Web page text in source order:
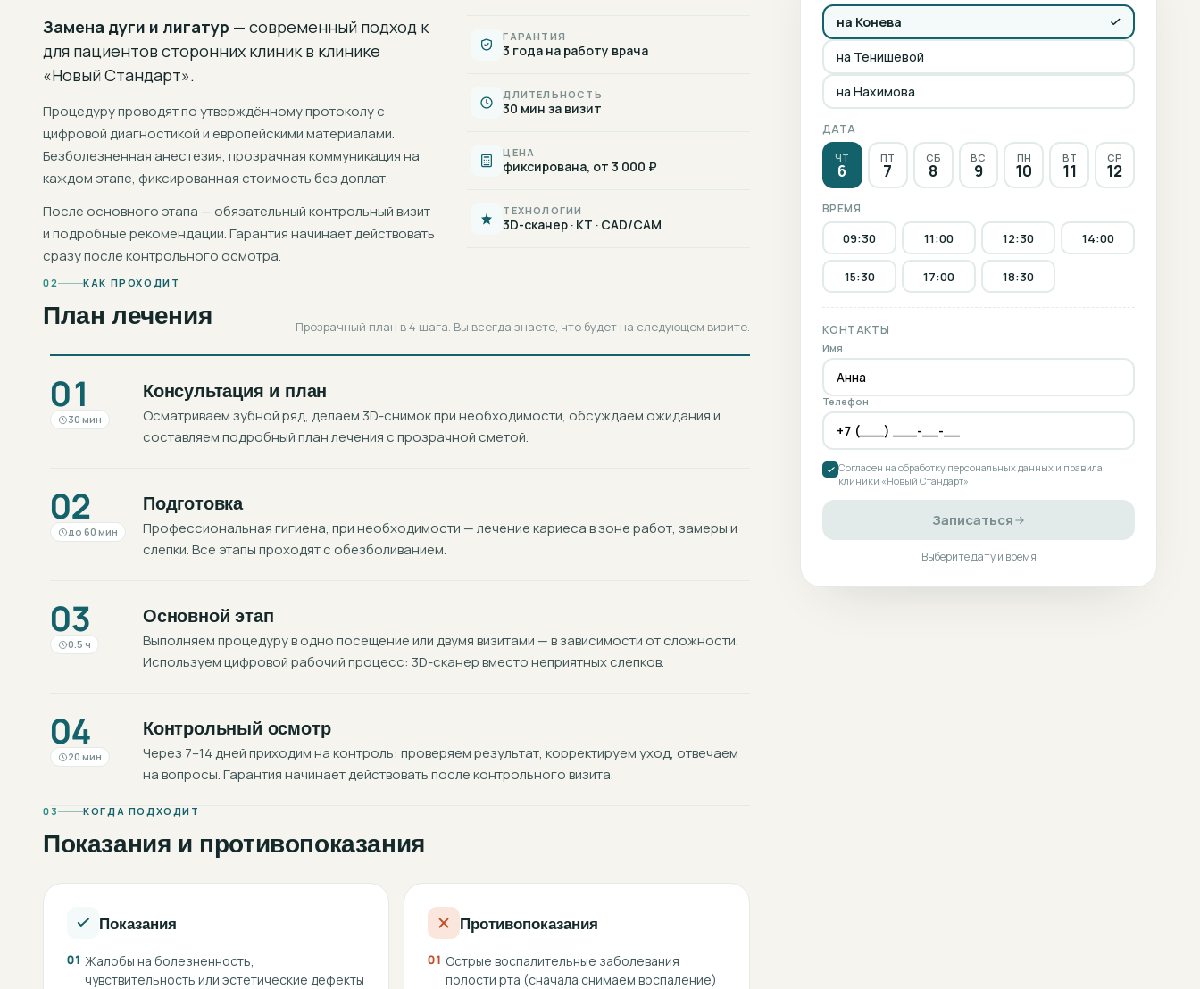
Замена дуги и лигатур — современный подход к
для пациентов сторонних клиникв клинике
«Новый Стандарт».
Процедуру проводят по утверждённому протоколу с
цифровой диагностикой и европейскими материалами.
Безболезненная анестезия, прозрачная коммуникация на
каждом этапе, фиксированная стоимость без доплат.
После основного этапа — обязательный контрольный визит
и подробные рекомендации. Гарантия начинает действовать
сразу после контрольного осмотра.
ГАРАНТИЯ
3 года на работу врача
ДЛИТЕЛЬНОСТЬ
30 мин за визит
ЦЕНА
фиксирована, от 3 000 ₽
ТЕХНОЛОГИИ
3D-сканер · КТ · CAD/CAM
02 КАК ПРОХОДИТ
План лечения Прозрачный план в 4 шага. Вы всегда знаете, что будет на следующем визите.
01
30 мин
Консультация и план
Осматриваем зубной ряд, делаем 3D-снимок при необходимости, обсуждаем ожидания и
составляем подробный план лечения с прозрачной сметой.
02
до 60 мин
Подготовка
Профессиональная гигиена, при необходимости — лечение кариеса в зоне работ, замеры и
слепки. Все этапы проходят с обезболиванием.
03
0.5 ч
Основной этап
Выполняем процедуру в одно посещение или двумя визитами — в зависимости от сложности.
Используем цифровой рабочий процесс: 3D-сканер вместо неприятных слепков.
04
20 мин
Контрольный осмотр
Через 7–14 дней приходим на контроль: проверяем результат, корректируем уход, отвечаем
на вопросы. Гарантия начинает действовать после контрольного визита.
03 КОГДА ПОДХОДИТ
Показания и противопоказания
Показания
01 Жалобы на болезненность,
чувствительность или эстетические дефекты
Противопоказания
01 Острые воспалительные заболевания
полости рта (сначала снимаем воспаление)
на Конева
на Тенишевой
на Нахимова
ДАТА
ЧТ
6
ПТ
7
СБ
8
ВС
9
ПН
10
ВТ
11
СР
12
ВРЕМЯ
09:30 11:00 12:30 14:00
15:30 17:00 18:30
КОНТАКТЫ
Имя
Телефон
Согласен на обработку персональных данных и правила
клиники «Новый Стандарт»
Записаться
Выберите дату и время